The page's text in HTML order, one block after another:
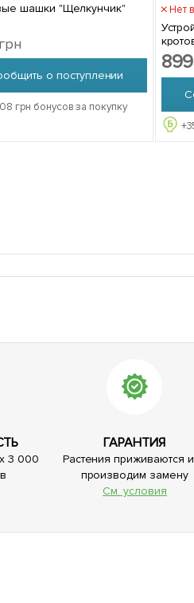
шашки "Щелкунчик"
грн
о поступлении
грн бонусов за покупку
Нет
899
+
3 000
ГАРАНТИЯ
Растения приживаются
производим замену
См. условия